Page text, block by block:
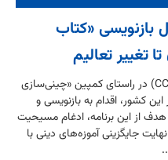
«کتاب
تغییر تعالیم
«محبت نیوز»- حزب کمونیست چین (CCP) در راستای کمپین «چینی‌سازی
کشور، اقدام به بازنویسی و
از این برنامه، ادغام مسیحیت
جایگزینی آموزه‌های دینی با